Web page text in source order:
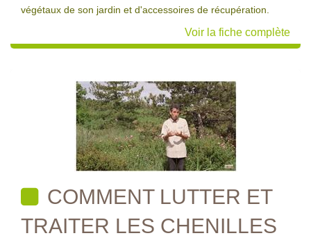
végétaux de son jardin et d'accessoires de récupération.
Voir la fiche complète
COMMENT LUTTER ET
TRAITER LES CHENILLES